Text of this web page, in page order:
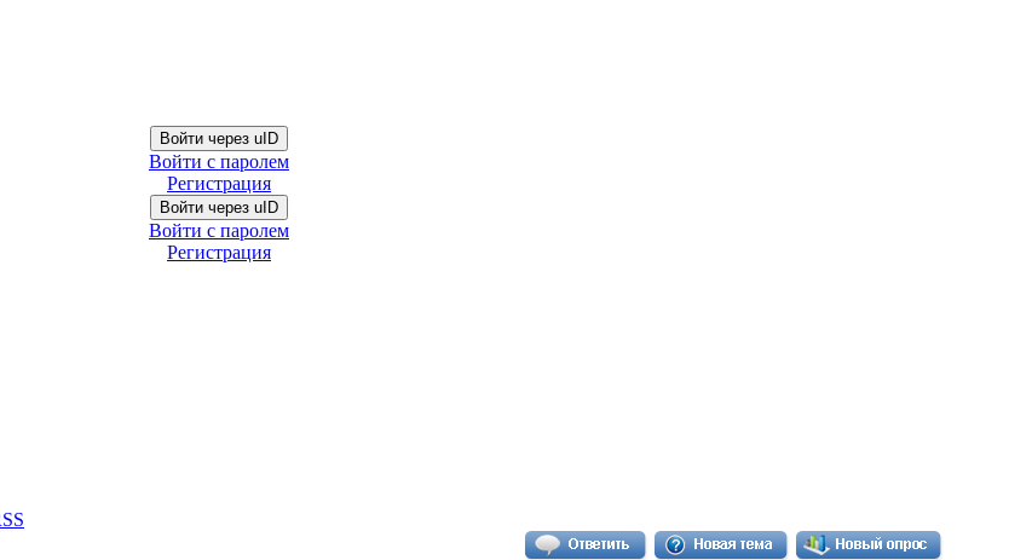
Войти через uID
Войти с паролем
Регистрация
Войти через uID
Войти с паролем
Регистрация